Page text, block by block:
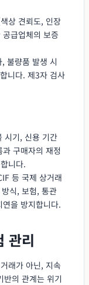
상 견뢰도, 인장
급업체의 보증
불량품 발생 시
니다. 제3자 검사
시기, 신용 기간
구매자의 재정
니다.
등 국제 상거래
식, 보험, 통관
을 방지합니다.
관리
래가 아닌, 지속
반의 관계는 위기